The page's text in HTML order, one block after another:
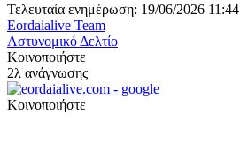
Τελευταία ενημέρωση: 19/06/2026 11:44
Eordaialive Team
Αστυνομικό Δελτίο
Κοινοποιήστε
2λ ανάγνωσης
Κοινοποιήστε